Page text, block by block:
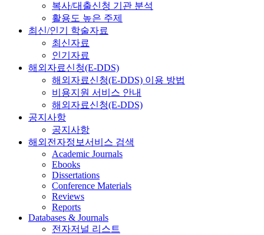
복사/대출신청 기관 분석
활용도 높은 주제
최신/인기 학술자료
최신자료
인기자료
해외자료신청(E-DDS)
해외자료신청(E-DDS) 이용 방법
비용지원 서비스 안내
해외자료신청(E-DDS)
공지사항
공지사항
해외전자정보서비스 검색
Academic Journals
Ebooks
Dissertations
Conference Materials
Reviews
Reports
Databases & Journals
전자저널 리스트